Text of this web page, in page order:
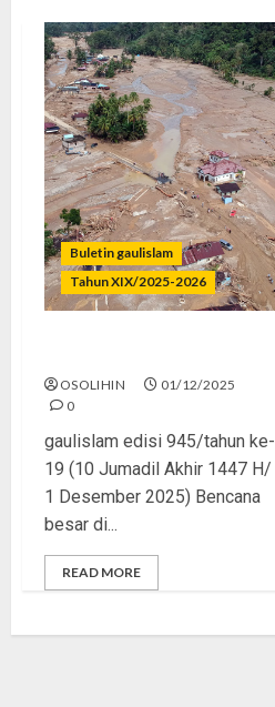
Buletin gaulislam
Tahun XIX/2025-2026
OSOLIHIN
01/12/2025
0
gaulislam edisi 945/tahun ke-
19 (10 Jumadil Akhir 1447 H/
1 Desember 2025) Bencana
besar di...
READ MORE